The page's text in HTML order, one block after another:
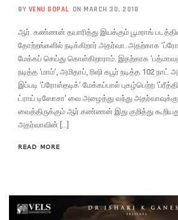
BY VENU GOPAL ON MARCH 30, 2018
ஆர். கண்ணன் தயாரித்து இயக்கும் பூமராங்
தோற்றங்களில் நடிக்கிறார் அதர்வா. அதற்காக
மேக்கப் செய்து கொள்கிறாராம். இதற்காக
நடித்த ‘மாம்’, அமிதாப், ரிஷி கபூர் நடித்த 102
இப்படி ‘ப்ரோஸ்தடிக்’ மேக்கப்பால் புகழ்பெற்ற
ட்ராய் டிஸோசா’ வை அழைத்து வந்து
வைத்திருக்கும் ஆர்.கண்ணன் இது குறித்து கூறியது.
அதர்வாவின் […]
READ MORE